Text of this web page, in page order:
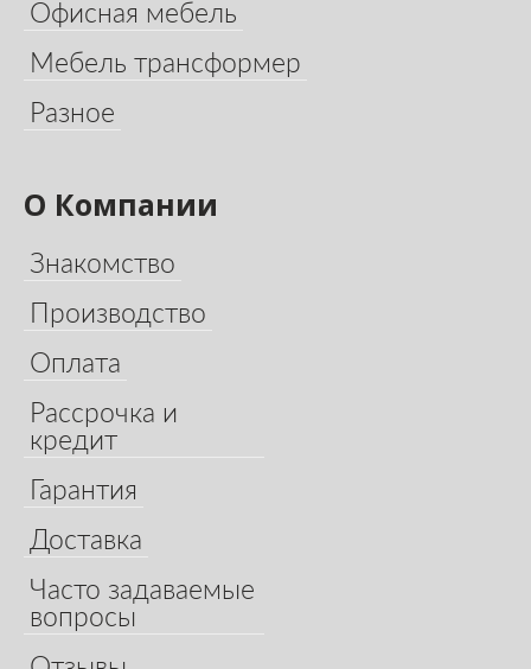
Офисная мебель
Мебель трансформер
Разное
О Компании
Знакомство
Производство
Оплата
Рассрочка и
кредит
Гарантия
Доставка
Часто задаваемые
вопросы